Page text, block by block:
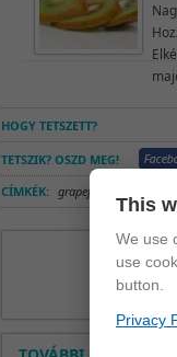
HOGY TETSZETT?
TETSZIK? OSZD MEG!
CÍMKÉK: grapefruit
This
We use
use
button.
Privacy